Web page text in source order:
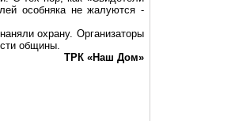
особняка не жалуются -
охрану. Организаторы
общины.
ТРК «Наш Дом»